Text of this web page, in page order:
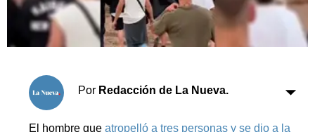
El tiempo
Cartón Lleno
Clasificados
Horóscopo
Por Redacción de La Nueva.
El hombre que atropelló a tres personas y se dio a la